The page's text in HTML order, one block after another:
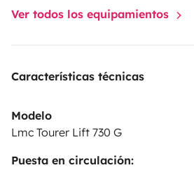
Ver todos los equipamientos
Características técnicas
Modelo
Lmc Tourer Lift 730 G
Puesta en circulación: